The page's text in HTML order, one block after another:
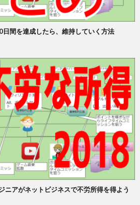
間を達成したら、維持していく方法
ニアがネットビジネスで不労所得を得よう